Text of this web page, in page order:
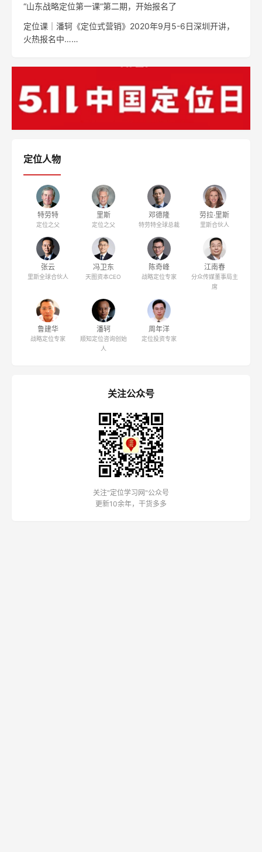
“山东战略定位第一课”第二期，开始报名了
定位课｜潘轲《定位式营销》2020年9月5-6日深圳开讲，
火热报名中……
定位人物
特劳特
定位之父
里斯
定位之父
邓德隆
特劳特全球总裁
劳拉·里斯
里斯合伙人
张云
里斯全球合伙人
冯卫东
天图资本CEO
陈奇峰
战略定位专家
江南春
分众传媒董事局主
席
鲁建华
战略定位专家
潘轲
顺知定位咨询创始
人
周年洋
定位投资专家
关注公众号
关注"定位学习网"公众号
更新10余年，干货多多